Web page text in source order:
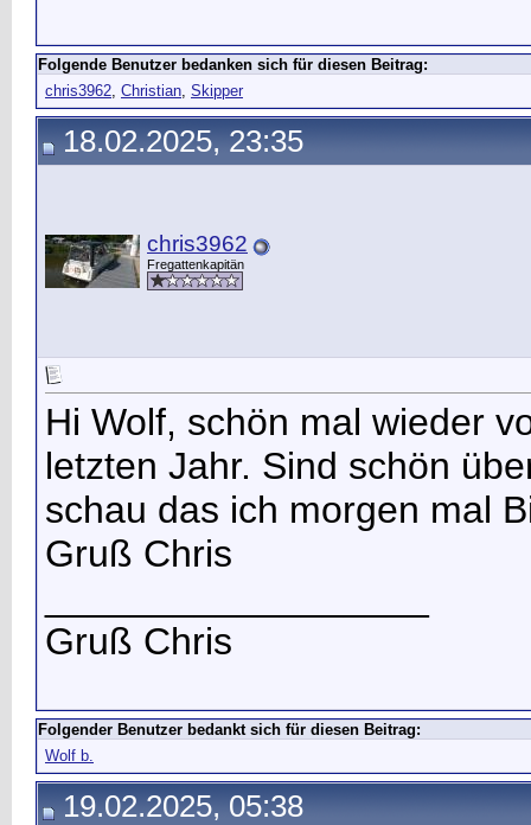
Folgende Benutzer bedanken sich für diesen Beitrag:
chris3962, Christian, Skipper
18.02.2025, 23:35
chris3962
Fregattenkapitän
Hi Wolf, schön mal wieder
letzten Jahr. Sind schön
schau das ich morgen mal
Gruß Chris
Gruß Chris
Folgender Benutzer bedankt sich für diesen Beitrag:
Wolf b.
19.02.2025, 05:38